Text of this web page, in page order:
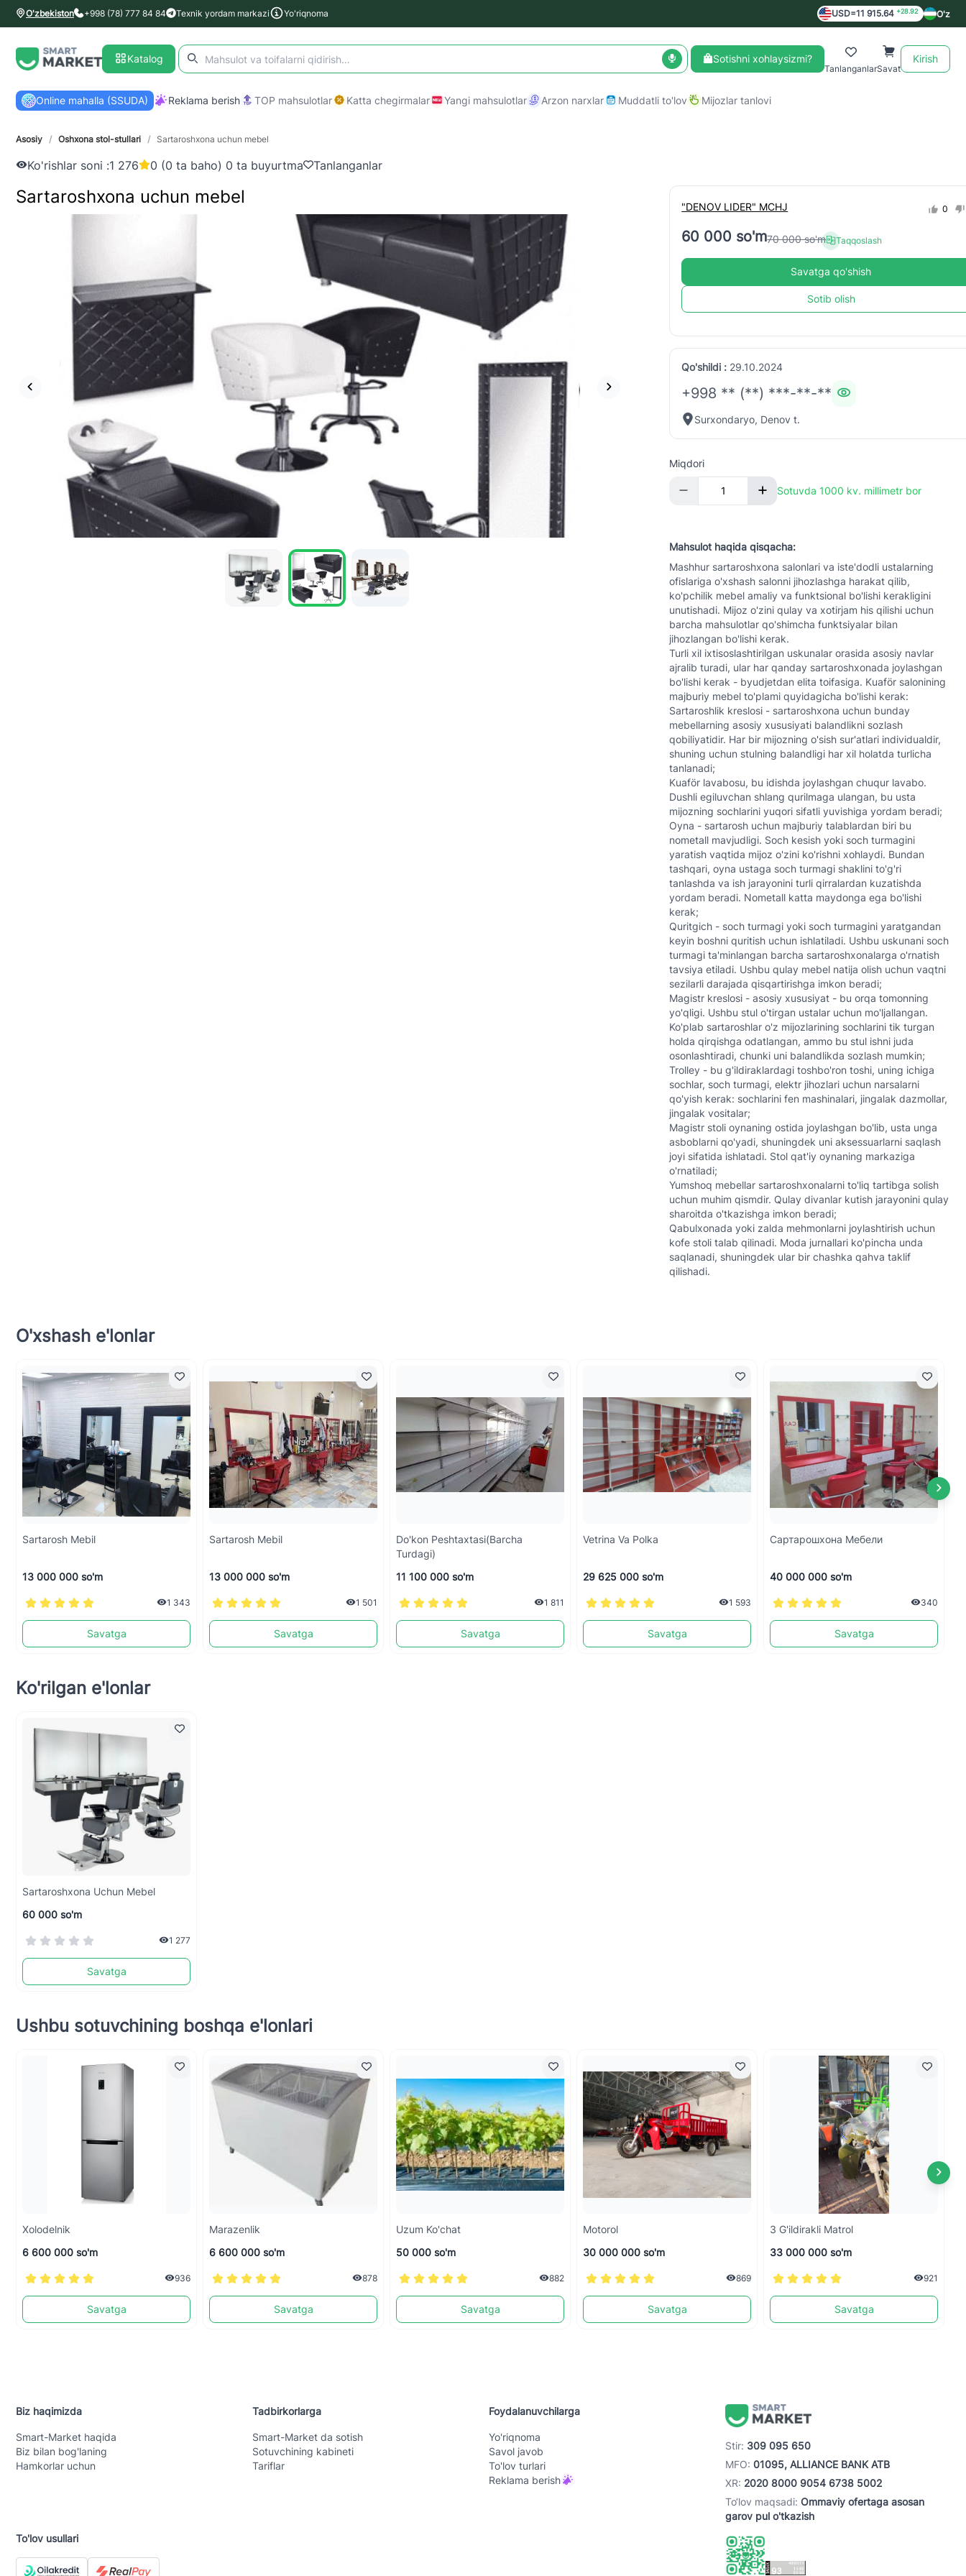
O'zbekiston +998 (78) 777 84 84 Texnik yordam markazi Yo'riqnoma USD=11 915.64 +28.92 O'z
Katalog Sotishni xohlaysizmi?
TanlanganlarSavat
Kirish
Online mahalla (SSUDA) Reklama berish TOP mahsulotlar Katta chegirmalar Yangi mahsulotlar Arzon narxlar Muddatli to'lov Mijozlar tanlovi
Asosiy / Oshxona stol-stullari / Sartaroshxona uchun mebel
Ko'rishlar soni :1 276 0 (0 ta baho) 0 ta buyurtma Tanlanganlar
Sartaroshxona uchun mebel "DENOV LIDER" MCHJ 0
60 000 so'm70 000 so'm Taqqoslash
Savatga qo'shish
Sotib olish
Qo'shildi : 29.10.2024
+998 ** (**) ***-**-**
Surxondaryo, Denov t.
Miqdori
Sotuvda 1000 kv. millimetr bor
Mahsulot haqida qisqacha:
Mashhur sartaroshxona salonlari va iste'dodli ustalarning
ofislariga o'xshash salonni jihozlashga harakat qilib,
ko'pchilik mebel amaliy va funktsional bo'lishi kerakligini
unutishadi. Mijoz o'zini qulay va xotirjam his qilishi uchun
barcha mahsulotlar qo'shimcha funktsiyalar bilan
jihozlangan bo'lishi kerak.
Turli xil ixtisoslashtirilgan uskunalar orasida asosiy navlar
ajralib turadi, ular har qanday sartaroshxonada joylashgan
bo'lishi kerak - byudjetdan elita toifasiga. Kuaför salonining
majburiy mebel to'plami quyidagicha bo'lishi kerak:
Sartaroshlik kreslosi - sartaroshxona uchun bunday
mebellarning asosiy xususiyati balandlikni sozlash
qobiliyatidir. Har bir mijozning o'sish sur'atlari individualdir,
shuning uchun stulning balandligi har xil holatda turlicha
tanlanadi;
Kuaför lavabosu, bu idishda joylashgan chuqur lavabo.
Dushli egiluvchan shlang qurilmaga ulangan, bu usta
mijozning sochlarini yuqori sifatli yuvishiga yordam beradi;
Oyna - sartarosh uchun majburiy talablardan biri bu
nometall mavjudligi. Soch kesish yoki soch turmagini
yaratish vaqtida mijoz o'zini ko'rishni xohlaydi. Bundan
tashqari, oyna ustaga soch turmagi shaklini to'g'ri
tanlashda va ish jarayonini turli qirralardan kuzatishda
yordam beradi. Nometall katta maydonga ega bo'lishi
kerak;
Quritgich - soch turmagi yoki soch turmagini yaratgandan
keyin boshni quritish uchun ishlatiladi. Ushbu uskunani soch
turmagi ta'minlangan barcha sartaroshxonalarga o'rnatish
tavsiya etiladi. Ushbu qulay mebel natija olish uchun vaqtni
sezilarli darajada qisqartirishga imkon beradi;
Magistr kreslosi - asosiy xususiyat - bu orqa tomonning
yo'qligi. Ushbu stul o'tirgan ustalar uchun mo'ljallangan.
Ko'plab sartaroshlar o'z mijozlarining sochlarini tik turgan
holda qirqishga odatlangan, ammo bu stul ishni juda
osonlashtiradi, chunki uni balandlikda sozlash mumkin;
Trolley - bu g'ildiraklardagi toshbo'ron toshi, uning ichiga
sochlar, soch turmagi, elektr jihozlari uchun narsalarni
qo'yish kerak: sochlarini fen mashinalari, jingalak dazmollar,
jingalak vositalar;
Magistr stoli oynaning ostida joylashgan bo'lib, usta unga
asboblarni qo'yadi, shuningdek uni aksessuarlarni saqlash
joyi sifatida ishlatadi. Stol qat'iy oynaning markaziga
o'rnatiladi;
Yumshoq mebellar sartaroshxonalarni to'liq tartibga solish
uchun muhim qismdir. Qulay divanlar kutish jarayonini qulay
sharoitda o'tkazishga imkon beradi;
Qabulxonada yoki zalda mehmonlarni joylashtirish uchun
kofe stoli talab qilinadi. Moda jurnallari ko'pincha unda
saqlanadi, shuningdek ular bir chashka qahva taklif
qilishadi.
O'xshash e'lonlar
Sartarosh Mebil
13 000 000 so'm
1 343
Savatga
Sartarosh Mebil
13 000 000 so'm
1 501
Savatga
Do'kon Peshtaxtasi(barcha
Turdagi)
11 100 000 so'm
1 811
Savatga
Vetrina Va Polka
29 625 000 so'm
1 593
Savatga
Сартарошхона Мебели
40 000 000 so'm
340
Savatga
Ko'rilgan e'lonlar
Sartaroshxona Uchun Mebel
60 000 so'm
1 277
Savatga
Ushbu sotuvchining boshqa e'lonlari
Xolodelnik
6 600 000 so'm
936
Savatga
Marazenlik
6 600 000 so'm
878
Savatga
Uzum Ko'chat
50 000 so'm
882
Savatga
Motorol
30 000 000 so'm
869
Savatga
3 G'ildirakli Matrol
33 000 000 so'm
921
Savatga
Biz haqimizda
Smart-Mаrket haqida
Biz bilan bog'laning
Hamkorlar uchun
Tadbirkorlarga
Smart-Mаrket da sotish
Sotuvchining kabineti
Tariflar
Foydalanuvchilarga
Yo'riqnoma
Savol javob
To'lov turlari
Reklama berish
Stir: 309 095 650
MFO: 01095, ALLIANCE BANK ATB
XR: 2020 8000 9054 6738 5002
To‘lov maqsadi: Ommaviy ofertaga asosan
garov pul o'tkazish
To'lov usullari